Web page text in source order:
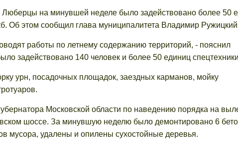
Люберцы на минувшей неделе было задействовано более 50
Об этом сообщил глава муниципалитета Владимир
работы по летнему содержанию территорий, - пояснил
задействовано 140 человек и более 50 единиц
урн, посадочных площадок, заездных карманов, мойку
Московской области по наведению порядка на
шоссе. За минувшую неделю было демонтировано 6
мусора, удалены и опилены сухостойные деревья.